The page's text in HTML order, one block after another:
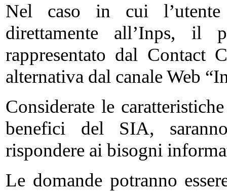
Nel caso in cui
direttamente all’Inps, il
rappresentato dal Contact
alternativa dal canale Web
Considerate le
benefici del SIA,
rispondere ai bisogni
Le domande potranno